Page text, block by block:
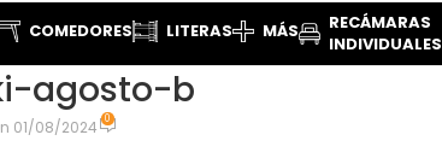
COMEDORES LITERAS MÁS
RECÁMARAS
INDIVIDUALES
agosto-b
01/08/2024 0